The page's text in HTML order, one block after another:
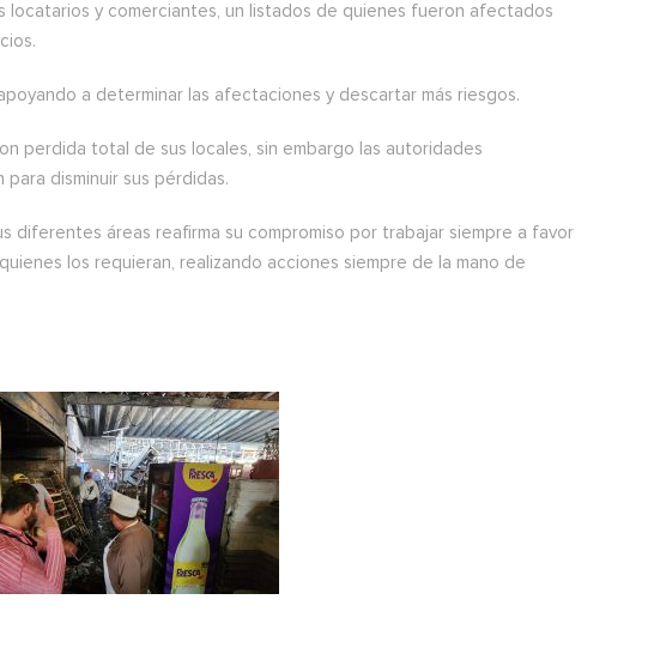
locatarios y comerciantes, un listados de quienes fueron afectados
a determinar las afectaciones y descartar más riesgos.
perdida total de sus locales, sin embargo las autoridades
disminuir sus pérdidas.
diferentes áreas reafirma su compromiso por trabajar siempre a favor
los requieran, realizando acciones siempre de la mano de